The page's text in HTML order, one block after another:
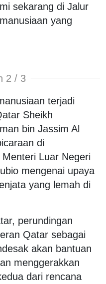
sekarang di Jalur
yang
2 / 3
terjadi
Sheikh
bin Jassim Al
di
Luar Negeri
mengenai upaya
yang lemah di
perundingan
Qatar sebagai
akan bantuan
menggerakkan
dari rencana